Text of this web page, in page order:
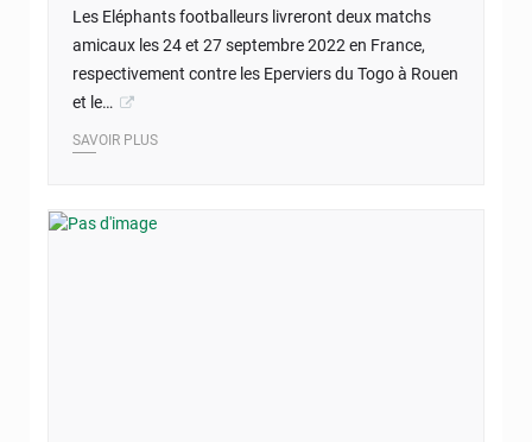
Les Eléphants footballeurs livreront deux matchs
amicaux les 24 et 27 septembre 2022 en France,
respectivement contre les Eperviers du Togo à Rouen
et le…
SAVOIR PLUS